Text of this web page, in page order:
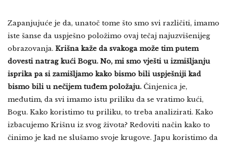
Zapanjujuće je da, unatoč tome što smo svi različiti, imamo
iste šanse da uspješno položimo ovaj tečaj najuzvišenijeg
obrazovanja. Krišna kaže da svakoga može tim putem
dovesti natrag kući Bogu. No, mi smo vješti u izmišljanju
isprika pa si zamišljamo kako bismo bili uspješniji kad
bismo bili u nečijem tuđem položaju. Činjenica je,
međutim, da svi imamo istu priliku da se vratimo kući,
Bogu. Kako koristimo tu priliku, to treba analizirati. Kako
izbacujemo Krišnu iz svog života? Redoviti način kako to
činimo je kad ne slušamo svoje krugove. Japu koristimo da